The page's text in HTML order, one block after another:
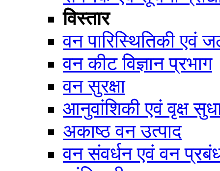
विस्तार
वन पारिस्थितिकी एवं
वन कीट विज्ञान प्रभाग
वन सुरक्षा
आनुवांशिकी एवं वृक्ष
अकाष्ठ वन उत्पाद
वन संवर्धन एवं वन